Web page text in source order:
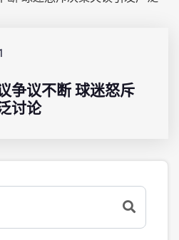
争议不断 球迷怒斥
讨论